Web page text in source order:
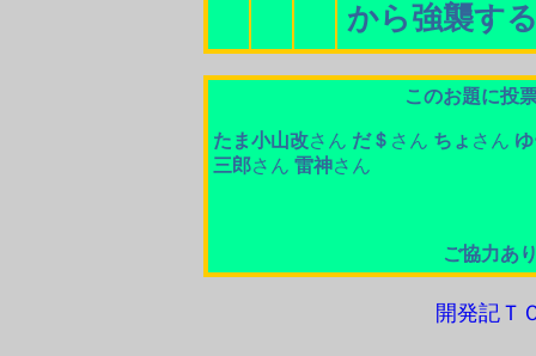
から強襲す
このお題に投
たま小山改さん だ＄ さん ちょ さん
三郎さん 雷神さん
ご協力あ
開発記Ｔ